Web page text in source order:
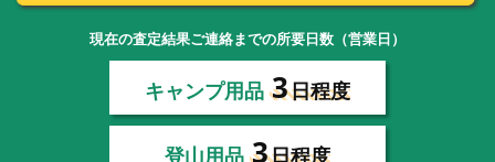
現在の査定結果ご連絡までの所要日数（営業日）
キャンプ用品 3日程度
登山用品 3日程度